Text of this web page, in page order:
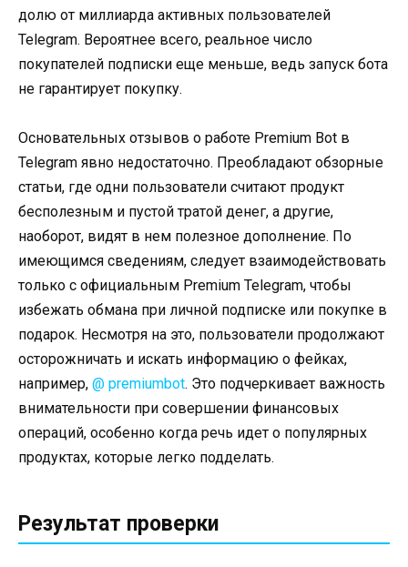
долю от миллиарда активных пользователей
Telegram. Вероятнее всего, реальное число
покупателей подписки еще меньше, ведь запуск бота
не гарантирует покупку.
Основательных отзывов о работе Premium Bot в
Telegram явно недостаточно. Преобладают обзорные
статьи, где одни пользователи считают продукт
бесполезным и пустой тратой денег, а другие,
наоборот, видят в нем полезное дополнение. По
имеющимся сведениям, следует взаимодействовать
только с официальным Premium Telegram, чтобы
избежать обмана при личной подписке или покупке в
подарок. Несмотря на это, пользователи продолжают
осторожничать и искать информацию о фейках,
например, @ premiumbot. Это подчеркивает важность
внимательности при совершении финансовых
операций, особенно когда речь идет о популярных
продуктах, которые легко подделать.
Результат проверки